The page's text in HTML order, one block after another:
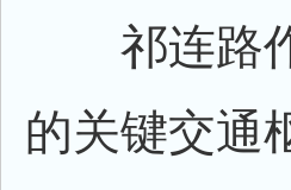
祁连路作
的关键交通